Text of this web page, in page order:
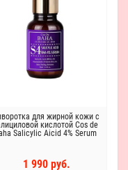
для жирной кожи с
кислотой Cos de
Salicylic Aicid 4% Serum
1 990 руб.